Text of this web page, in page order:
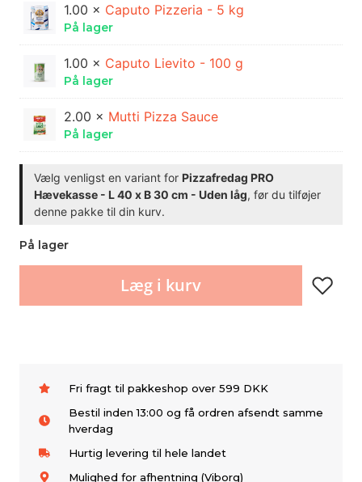
1.00 × Caputo Pizzeria - 5 kg
På lager
1.00 × Caputo Lievito - 100 g
På lager
2.00 × Mutti Pizza Sauce
På lager
Vælg venligst en variant for Pizzafredag PRO
Hævekasse - L 40 x B 30 cm - Uden låg, før du tilføjer
denne pakke til din kurv.
På lager
Læg i kurv
Fri fragt til pakkeshop over 599 DKK
Bestil inden 13:00 og få ordren afsendt samme
hverdag
Hurtig levering til hele landet
Mulighed for afhentning (Viborg)